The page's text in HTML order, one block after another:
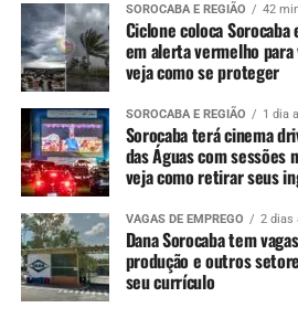
SOROCABA E REGIÃO 42
Ciclone coloca
em alerta vermelho
veja como se proteger
SOROCABA E REGIÃO 1 dia
Sorocaba terá cinema
das Águas com sessões
veja como retirar seus
VAGAS DE EMPREGO 2 dias
Dana Sorocaba tem
produção e outros
seu currículo